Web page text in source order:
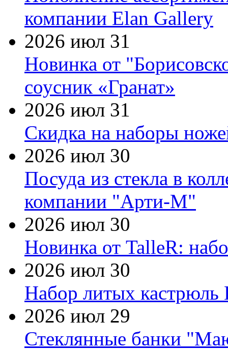
компании Elan Gallery
2026 июл 31
Новинка от
соусник «Гранат»
2026 июл 31
Скидка на наборы
2026 июл 30
Посуда из стекла в
компании "Арти-М"
2026 июл 30
Новинка от TalleR:
2026 июл 30
Набор литых кастрюль
2026 июл 29
Стеклянные банки